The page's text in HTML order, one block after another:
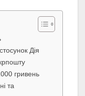
Дія
гривень
та